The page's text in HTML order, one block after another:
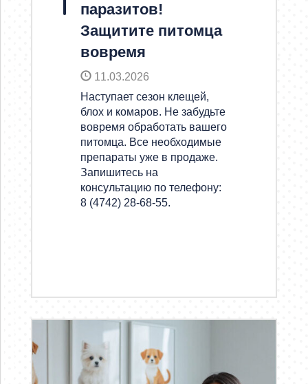
паразитов!
Защитите питомца
вовремя
11.03.2026
Наступает сезон клещей,
блох и комаров. Не забудьте
вовремя обработать вашего
питомца. Все необходимые
препараты уже в продаже.
Запишитесь на
консультацию по телефону:
8 (4742) 28-68-55.